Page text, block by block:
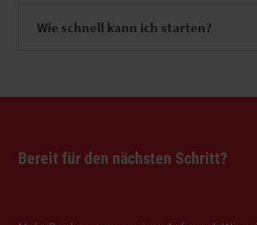
Wie schnell kann ich starten?
Bereit für den nächsten Schritt?